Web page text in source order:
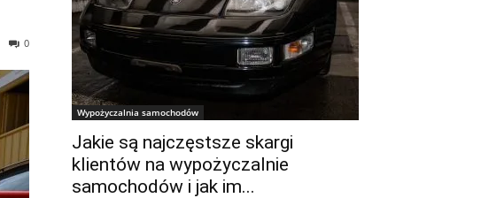
0
Wypożyczalnia samochodów
Jakie są najczęstsze skargi
klientów na wypożyczalnie
samochodów i jak im...